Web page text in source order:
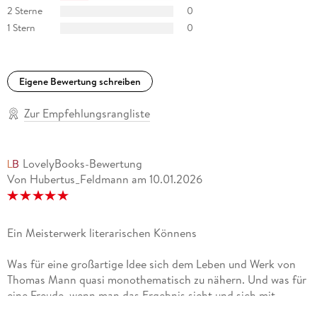
Fans geeignet. « Katja Eßbach, NDR
2 Sterne
0
1 Stern
0
Eigene Bewertung schreiben
Zur Empfehlungsrangliste
LovelyBooks-Bewertung
Von Hubertus_Feldmann am 10.01.2026
Ein Meisterwerk literarischen Könnens
Was für eine großartige Idee sich dem Leben und Werk von
Thomas Mann quasi monothematisch zu nähern. Und was für
eine Freude, wenn man das Ergebnis sieht und sich mit